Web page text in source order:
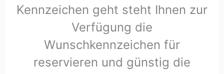
Kennzeichen geht steht Ihnen zur
Verfügung die
Wunschkennzeichen für
reservieren und günstig die